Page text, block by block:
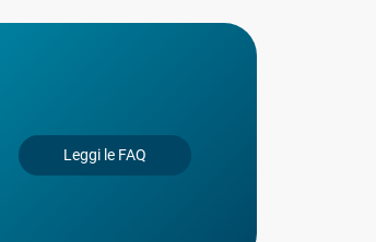
Leggi le FAQ